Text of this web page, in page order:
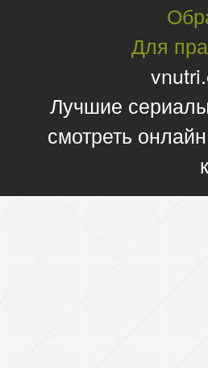
Для
Лучшие
смотреть